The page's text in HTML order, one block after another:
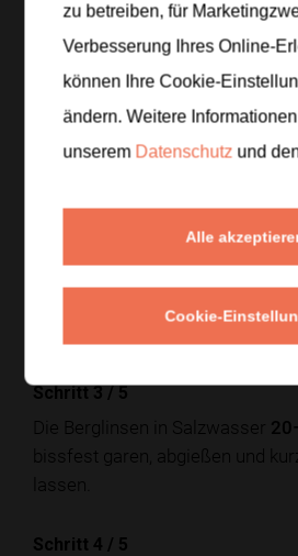
Zubereitung
Schritt 1/5
Den Hokkaido-Kürbis waschen,
Spalten schneiden. Den Rucola
Backblech geben und im Ofen bei
rösten, bis sie weich
Schritt 3/5
Die Berglinsen in Salzwasser
bissfest garen, abgießen und
lassen.
Schritt 4 / 5
zu betreiben, für
Verbesserung Ihres Online-
können Ihre Cookie-
ändern. Weitere
unserem Datenschutz und
Alle
Cookie-